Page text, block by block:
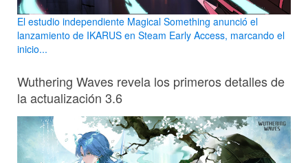
El estudio independiente Magical Something anunció el
lanzamiento de IKARUS en Steam Early Access, marcando el
inicio...
Wuthering Waves revela los primeros detalles de
la actualización 3.6